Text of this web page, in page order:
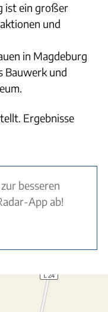
ist ein großer
und
in Magdeburg
Bauwerk und
Ergebnisse
besseren
App ab!